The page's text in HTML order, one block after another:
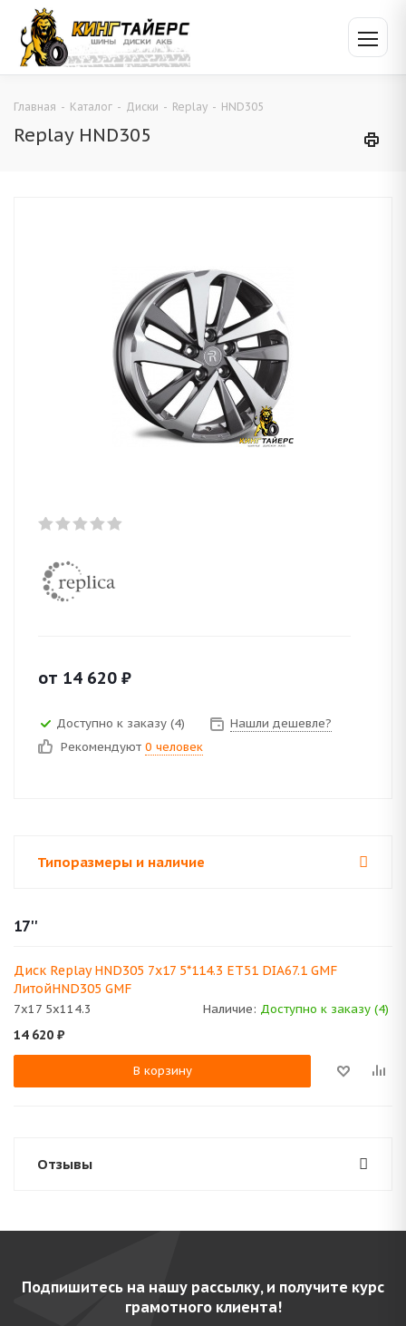
Главная - Каталог - Диски - Replay - HND305
Replay HND305
от 14 620 ₽
Доступно к заказу (4)
Нашли дешевле?
Рекомендуют 0 человек
Типоразмеры и наличие
17''
Диск Replay HND305 7x17 5*114.3 ET51 DIA67.1 GMF
ЛитойHND305 GMF
7x17 5x114.3 Наличие: Доступно к заказу (4)
14 620 ₽
В корзину
Отзывы
Подпишитесь на нашу рассылку, и получите курс
грамотного клиента!